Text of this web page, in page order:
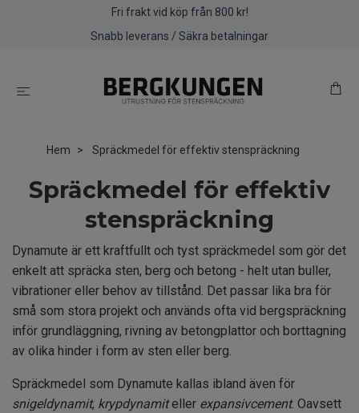
Fri frakt vid köp från 800 kr!
Snabb leverans / Säkra betalningar
Hem Spräckmedel för effektiv stenspräckning
Spräckmedel för effektiv
stenspräckning
Dynamute är ett kraftfullt och tyst spräckmedel som gör det
enkelt att spräcka sten, berg och betong - helt utan buller,
vibrationer eller behov av tillstånd. Det passar lika bra för
små som stora projekt och används ofta vid bergspräckning
inför grundläggning, rivning av betongplattor och borttagning
av olika hinder i form av sten eller berg.
Spräckmedel som Dynamute kallas ibland även för
snigeldynamit, krypdynamiteller expansivcement. Oavsett